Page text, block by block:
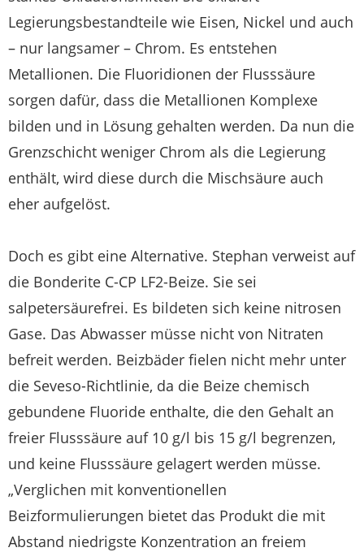
Legierungsbestandteile wie Eisen, Nickel und auch
– nur langsamer – Chrom. Es entstehen
Metallionen. Die Fluoridionen der Flusssäure
sorgen dafür, dass die Metallionen Komplexe
bilden und in Lösung gehalten werden. Da nun die
Grenzschicht weniger Chrom als die Legierung
enthält, wird diese durch die Mischsäure auch
eher aufgelöst.
Doch es gibt eine Alternative. Stephan verweist auf
die Bonderite C-CP LF2-Beize. Sie sei
salpetersäurefrei. Es bildeten sich keine nitrosen
Gase. Das Abwasser müsse nicht von Nitraten
befreit werden. Beizbäder fielen nicht mehr unter
die Seveso-Richtlinie, da die Beize chemisch
gebundene Fluoride enthalte, die den Gehalt an
freier Flusssäure auf 10 g/l bis 15 g/l begrenzen,
und keine Flusssäure gelagert werden müsse.
„Verglichen mit konventionellen
Beizformulierungen bietet das Produkt die mit
Abstand niedrigste Konzentration an freiem